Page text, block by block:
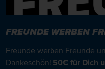
FREUNDE WERBEN
Freunde werben Freunde
Dankeschön! 50€ für Dich